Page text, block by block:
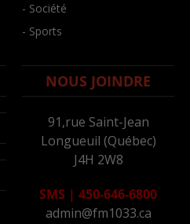
- Société
- Sports
NOUS JOINDRE
91,rue Saint-Jean
Longueuil (Québec)
J4H 2W8
SMS | 450-646-6800
admin@fm1033.ca